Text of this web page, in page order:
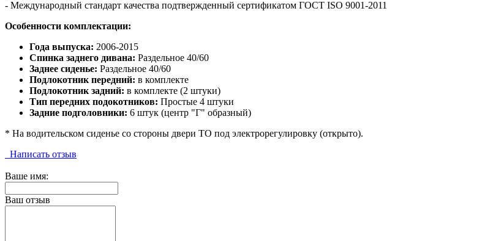
- Международный стандарт качества подтвержденный сертификатом ГОСТ ISO 9001-2011
Особенности комплектации:
Года выпуска: 2006-2015
Спинка заднего дивана: Раздельное 40/60
Заднее сиденье: Раздельное 40/60
Подлокотник передний: в комплекте
Подлокотник задний: в комплекте (2 штуки)
Тип передних подокотников: Простые 4 штуки
Задние подголовники: 6 штук (центр "Г" образный)
* На водительском сиденье со стороны двери ТО под электрорегулировку (открыто).
Написать отзыв
Ваше имя:
Ваш отзыв